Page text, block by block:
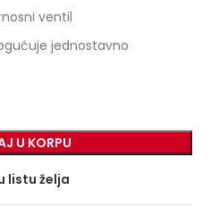
ventil
jednostavno
U KORPU
listu želja